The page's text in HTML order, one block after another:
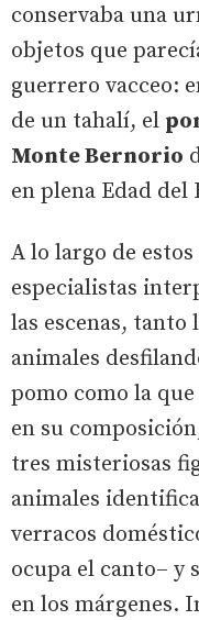
conservaba una
objetos que
guerrero vacceo:
de un tahalí, el
Monte Bernorio
en plena Edad del
A lo largo de
especialistas
las escenas, tanto
animales
pomo como la
en su
tres misteriosas
animales
verracos
ocupa el canto– y
en los márgenes.